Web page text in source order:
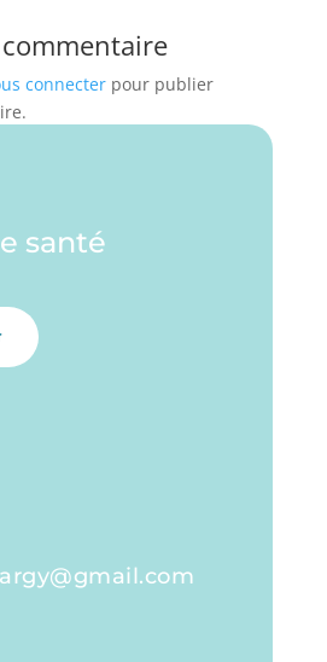
connecter pour publier
santé